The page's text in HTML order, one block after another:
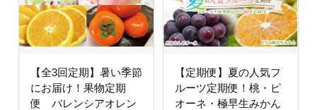
【全3回定期】暑い季節
にお届け！果物定期
便 バレンシアオレン
【定期便】夏の人気フ
ルーツ定期便！桃・ピ
オーネ・極早生みかん